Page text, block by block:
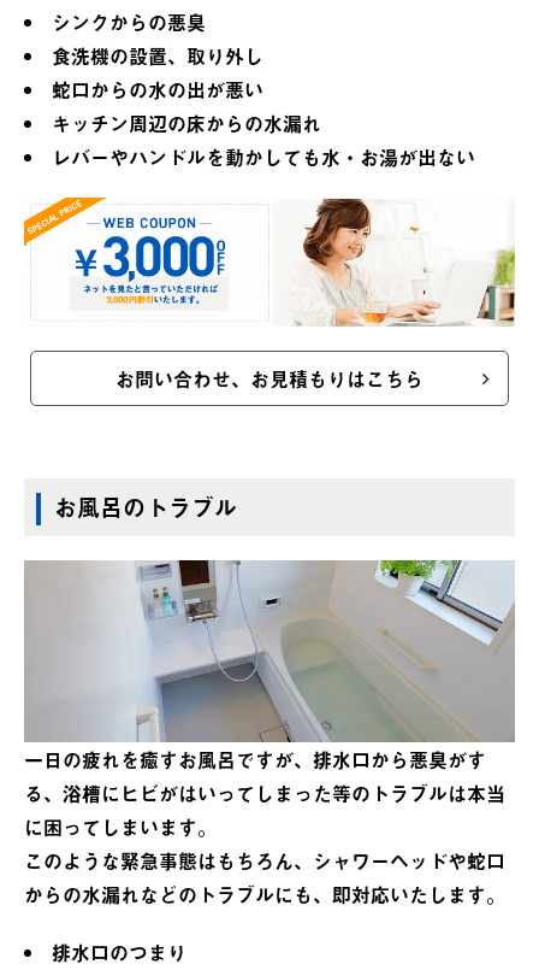
シンクからの悪臭
食洗機の設置、取り外し
蛇口からの水の出が悪い
キッチン周辺の床からの水漏れ
レバーやハンドルを動かしても水・お湯が出ない
お問い合わせ、お見積もりはこちら
お風呂のトラブル
一日の疲れを癒すお風呂ですが、排水口から悪臭がす
る、浴槽にヒビがはいってしまった等のトラブルは本当
に困ってしまいます。
このような緊急事態はもちろん、シャワーヘッドや蛇口
からの水漏れなどのトラブルにも、即対応いたします。
排水口のつまり